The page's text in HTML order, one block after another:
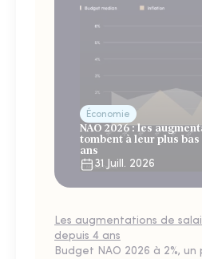
Économie
NAO 2026 : les
tombent à leur plus
ans
31 Juill. 2026
Les augmentations de
depuis 4 ans
Budget NAO 2026 à 2%, un